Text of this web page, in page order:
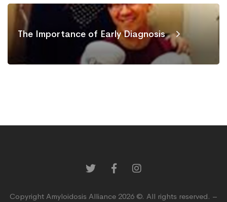
The Importance of Early Diagnosis
Copyright Amyloidosis Alliance 2026 ©. All rights reserved. –